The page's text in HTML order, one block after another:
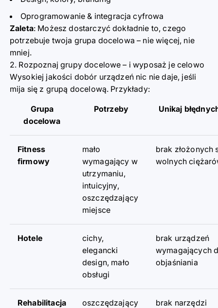
Oprogramowanie & integracja cyfrowa
Zaleta: Możesz dostarczyć dokładnie to, czego
potrzebuje twoja grupa docelowa– nie więcej, nie
mniej.
2. Rozpoznaj grupy docelowe– i wyposaż je celowo
Wysokiej jakości dobór urządzeń nic nie daje, jeśli
mija się z grupą docelową. Przykłady:
Grupa
docelowa
Potrzeby Unikaj
Fitness
firmowy
mało
wymagający w
utrzymaniu,
intuicyjny,
oszczędzający
miejsce
brak złożonych
wolnych
Hotele
cichy,
elegancki
design, mało
obsługi
brak urządzeń
wymagających
objaśniania
Rehabilitacja
oszczędzający
brak narzędzi